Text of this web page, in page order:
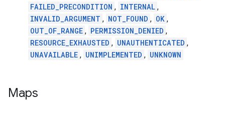
FAILED_PRECONDITION , INTERNAL ,
INVALID_ARGUMENT , NOT_FOUND , OK ,
OUT_OF_RANGE , PERMISSION_DENIED ,
RESOURCE_EXHAUSTED , UNAUTHENTICATED ,
UNAVAILABLE , UNIMPLEMENTED , UNKNOWN
Maps